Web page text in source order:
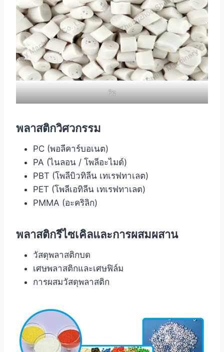
Pe
พลาสติกวิศวกรรม
PC (พอลีคาร์บอเนต)
PA (ไนลอน / โพลีอะไมด์)
PBT (โพลีบิวทิลีน เทเรฟทาเลต)
PET (โพลีเอทิลีน เทเรฟทาเลต)
PMMA (อะคริลิก)
พลาสติกรีไซเคิลและการผสมผสาน
วัสดุพลาสติกบด
เศษพลาสติกและเศษฟิล์ม
การผสมวัสดุพลาสติก